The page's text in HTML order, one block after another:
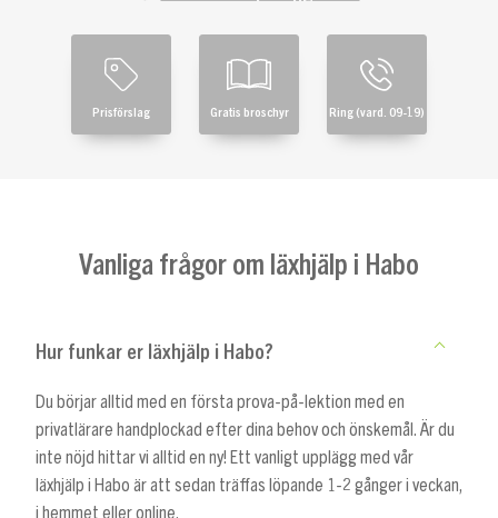
Prisförslag Gratis broschyr Ring (vard. 09-19)
Vanliga frågor om läxhjälp i Habo
Hur funkar er läxhjälp i Habo?
Du börjar alltid med en första prova-på-lektion med en
privatlärare handplockad efter dina behov och önskemål. Är du
inte nöjd hittar vi alltid en ny! Ett vanligt upplägg med vår
läxhjälp i Habo är att sedan träffas löpande 1-2 gånger i veckan,
i hemmet eller online.